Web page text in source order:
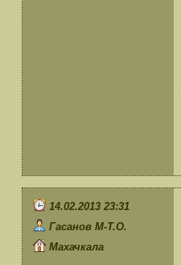
14.02.2013 23:31
Гасанов М-Т.О.
Махачкала